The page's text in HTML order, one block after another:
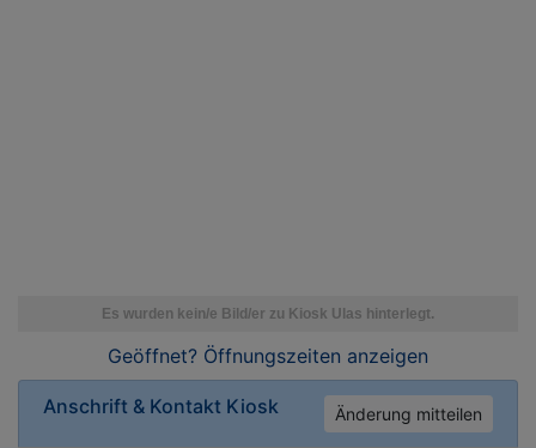
Geöffnet? Öffnungszeiten anzeigen
Anschrift & Kontakt Kiosk Änderung mitteilen